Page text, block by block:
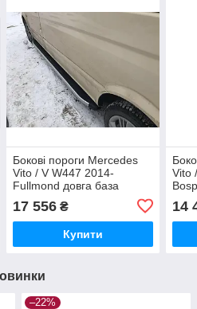
Бокові пороги Mercedes
Vito / V W447 2014-
Fullmond довга база
17 556₴
Купити
Vito
14
–22%